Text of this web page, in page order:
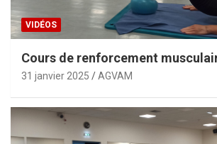
VIDÉOS
Cours de renforcement
31 janvier 2025 AGVAM